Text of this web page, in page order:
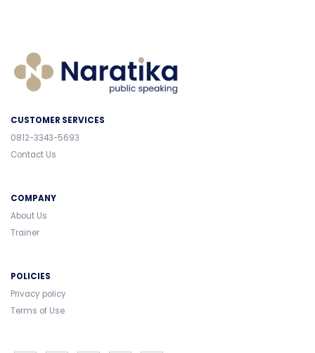
CUSTOMER SERVICES
0812-3343-5693
Contact Us
COMPANY
About Us
Trainer
POLICIES
Privacy policy
Terms of Use